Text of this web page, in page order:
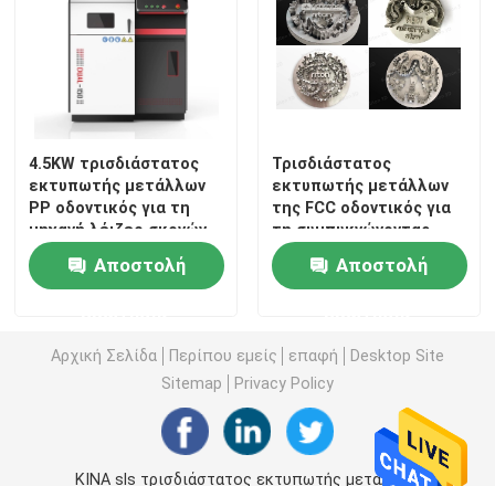
4.5KW τρισδιάστατος
εκτυπωτής μετάλλων
PP οδοντικός για τη
μηχανή λέιζερ σκονών
μερών αυτοκινήτου
κοσμήματοςΑποστολή
Τρισδιάστατος
εκτυπωτής μετάλλων
της FCC οδοντικός για
τη συμπυκνώνοντας
μηχανή λέιζερ σκονών
κραμάτων μετάλλων
Αποστολή
Αρχική Σελίδα Περίπου εμείς επαφή
Desktop Site
Sitemap
Privacy Policy
ΚΙΝΑ sls τρισδιάστατος εκτυπωτής μετάλλων